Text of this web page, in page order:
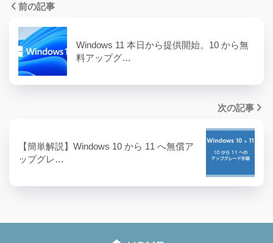
前の記事
Windows 11 本日から提供開始。10 から無
料アップグ…
次の記事
【簡単解説】Windows 10 から 11 へ無償ア
ップグレ…